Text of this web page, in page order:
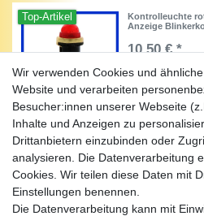
Top-Artikel
Kontrolleuchte
Anzeige
10,50 € *
*inkl. ges. MwSt.
Unternehmen
Kontakt
Wir verwenden Cookies und
Website und verarbeiten
Besucher:innen unserer Webseite
Inhalte und Anzeigen zu
Drittanbietern einzubinden oder
analysieren. Die Datenverarbeitung
Cookies. Wir teilen diese Daten mit
Einstellungen benennen.
Die Datenverarbeitung kann mit